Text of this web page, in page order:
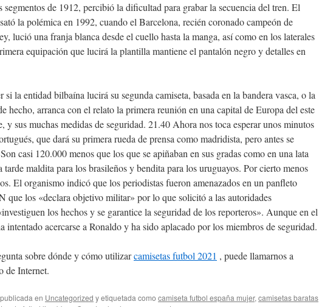
segmentos de 1912, percibió la dificultad para grabar la secuencia del tren. El
la polémica en 1992, cuando el Barcelona, recién coronado campeón de
lució una franja blanca desde el cuello hasta la manga, así como en los laterales
equipación que lucirá la plantilla mantiene el pantalón negro y detalles en
si la entidad bilbaína lucirá su segunda camiseta, basada en la bandera vasca, o la
hecho, arranca con el relato la primera reunión en una capital de Europa del este
y sus muchas medidas de seguridad. 21.40 Ahora nos toca esperar unos minutos
que dará su primera rueda de prensa como madridista, pero antes se
casi 120.000 menos que los que se apiñaban en sus gradas como en una lata
tarde maldita para los brasileños y bendita para los uruguayos. Por cierto menos
El organismo indicó que los periodistas fueron amenazados en un panfleto
que los «declara objetivo militar» por lo que solicitó a las autoridades
los hechos y se garantice la seguridad de los reporteros». Aunque en el
intentado acercarse a Ronaldo y ha sido aplacado por los miembros de seguridad.
sobre dónde y cómo utilizarcamisetas futbol 2021 , puede llamarnos a
de Internet.
en Uncategorized y etiquetada como camiseta futbol españa mujer, camisetas baratas